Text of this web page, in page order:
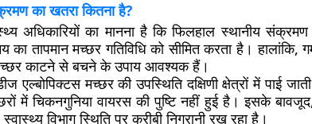
का खतरा कितना है?
अधिकारियों का मानना है कि फिलहाल स्थानीय
का तापमान मच्छर गतिविधि को सीमित करता है। हालांकि,
काटने से बचने के उपाय आवश्यक हैं।
एल्बोपिक्टस मच्छर की उपस्थिति दक्षिणी क्षेत्रों में पाई
में चिकनगुनिया वायरस की पुष्टि नहीं हुई है। इसके
विभाग स्थिति पर करीबी निगरानी रख रहा है।